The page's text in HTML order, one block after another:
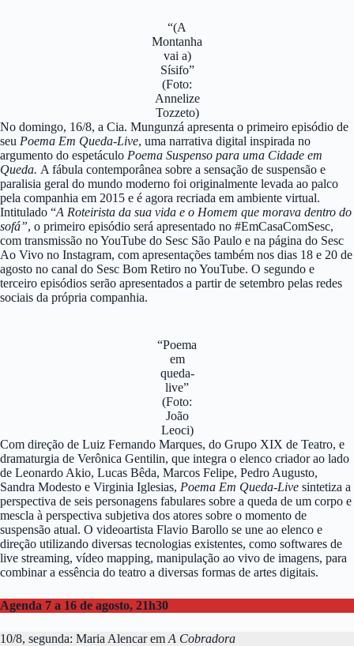
“(A
Montanha
vai a)
Sísifo”
(Foto:
Annelize
Tozzeto)
No domingo, 16/8, a Cia. Mungunzá apresenta o primeiro episódio de
seu Poema Em Queda-Live, uma narrativa digital inspirada no
argumento do espetáculo Poema Suspenso para uma Cidade em
Queda. A fábula contemporânea sobre a sensação de suspensão e
paralisia geral do mundo moderno foi originalmente levada ao palco
pela companhia em 2015 e é agora recriada em ambiente virtual.
Intitulado “A Roteirista da sua vida e o Homem que morava dentro do
sofá”, o primeiro episódio será apresentado no #EmCasaComSesc,
com transmissão no YouTube do Sesc São Paulo e na página do Sesc
Ao Vivo no Instagram, com apresentações também nos dias 18 e 20 de
agosto no canal do Sesc Bom Retiro no YouTube. O segundo e
terceiro episódios serão apresentados a partir de setembro pelas redes
sociais da própria companhia.
“Poema
em
queda-
live”
(Foto:
João
Leoci)
Com direção de Luiz Fernando Marques, do Grupo XIX de Teatro, e
dramaturgia de Verônica Gentilin, que integra o elenco criador ao lado
de Leonardo Akio, Lucas Bêda, Marcos Felipe, Pedro Augusto,
Sandra Modesto e Virginia Iglesias, Poema Em Queda-Live sintetiza a
perspectiva de seis personagens fabulares sobre a queda de um corpo e
mescla à perspectiva subjetiva dos atores sobre o momento de
suspensão atual. O videoartista Flavio Barollo se une ao elenco e
direção utilizando diversas tecnologias existentes, como softwares de
live streaming, vídeo mapping, manipulação ao vivo de imagens, para
combinar a essência do teatro a diversas formas de artes digitais.
Agenda 7 a 16 de agosto, 21h30
10/8, segunda: Maria Alencar em A Cobradora